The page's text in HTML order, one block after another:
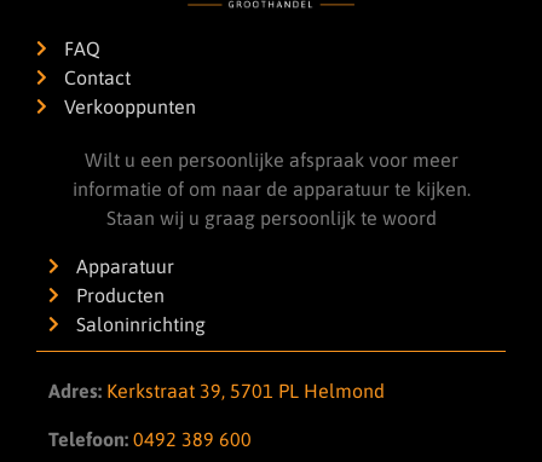
FAQ
Contact
Verkooppunten
Wilt u een persoonlijke afspraak voor meer
informatie of om naar de apparatuur te kijken.
Staan wij u graag persoonlijk te woord
Apparatuur
Producten
Saloninrichting
Adres: Kerkstraat 39, 5701 PL Helmond
Telefoon: 0492 389 600